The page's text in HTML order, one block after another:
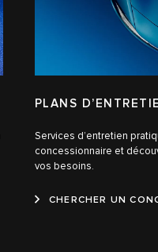
PLANS
Services d’entretien
concessionnaire et
vos besoins.
CHERCHER UN